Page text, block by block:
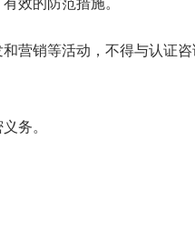
效的防范措施。
营销等活动，不得与认证
务。